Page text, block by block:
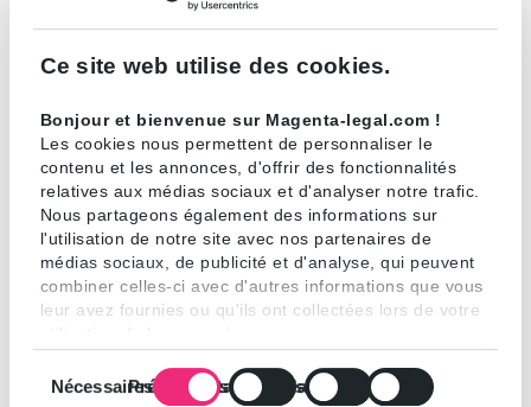
Ce site web utilise des cookies.
Bonjour et bienvenue sur Magenta-legal.com !
Les cookies nous permettent de personnaliser le
contenu et les annonces, d'offrir des fonctionnalités
relatives aux médias sociaux et d'analyser notre trafic.
Nous partageons également des informations sur
l'utilisation de notre site avec nos partenaires de
médias sociaux, de publicité et d'analyse, qui peuvent
combiner celles-ci avec d'autres informations que vous
leur avez fournies ou qu'ils ont collectées lors de votre
NécessairesPréférencesStatistiquesMarketing
+33 1 42 25 10 62
– + 33 1 42 25 10 52
Gaël Hichri :gael.hichri@magenta-legal.com– + 33 1
42 25 11 22
Fanny Mahler :fanny.mahler@magenta-legal.com
+33 1 42 25 65 04